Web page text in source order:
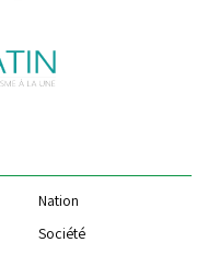
Nation
Société